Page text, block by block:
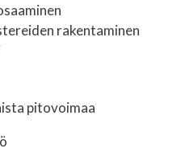
rakentaminen
pitovoimaa